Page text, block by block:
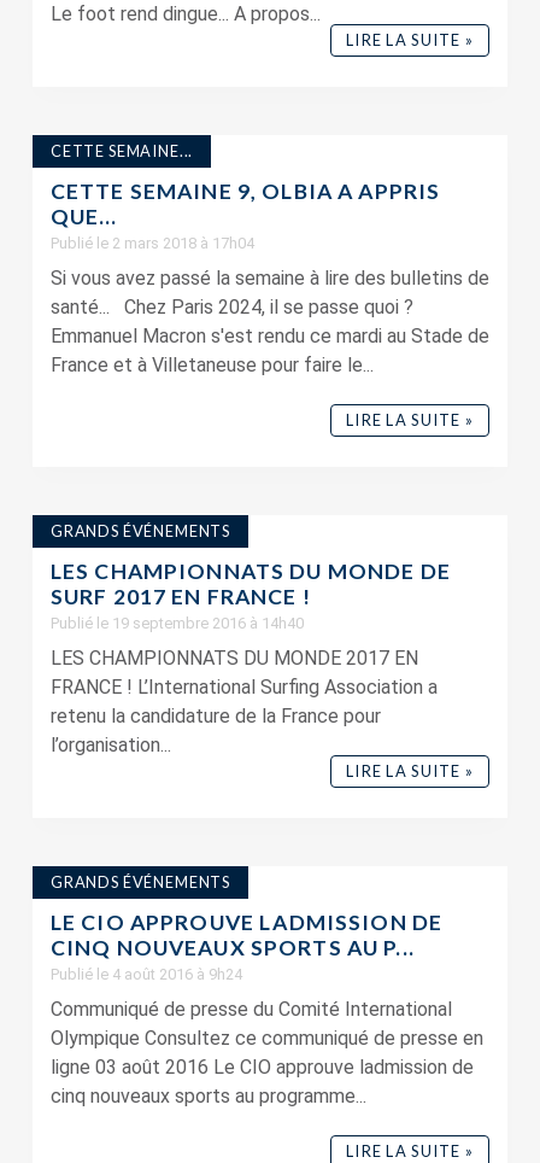
Le foot rend dingue... A propos...
LIRE LA SUITE »
CETTE SEMAINE...
CETTE SEMAINE 9, OLBIA A APPRIS
QUE…
Publié le 2 mars 2018 à 17h04
Si vous avez passé la semaine à lire des bulletins de
santé... Chez Paris 2024, il se passe quoi ?
Emmanuel Macron s'est rendu ce mardi au Stade de
France et à Villetaneuse pour faire le...
LIRE LA SUITE »
GRANDS ÉVÉNEMENTS
LES CHAMPIONNATS DU MONDE DE
SURF 2017 EN FRANCE !
Publié le 19 septembre 2016 à 14h40
LES CHAMPIONNATS DU MONDE 2017 EN
FRANCE ! L’International Surfing Association a
retenu la candidature de la France pour
l’organisation...
LIRE LA SUITE »
GRANDS ÉVÉNEMENTS
LE CIO APPROUVE LADMISSION DE
CINQ NOUVEAUX SPORTS AU P...
Publié le 4 août 2016 à 9h24
Communiqué de presse du Comité International
Olympique Consultez ce communiqué de presse en
ligne 03 août 2016 Le CIO approuve ladmission de
cinq nouveaux sports au programme...
LIRE LA SUITE »